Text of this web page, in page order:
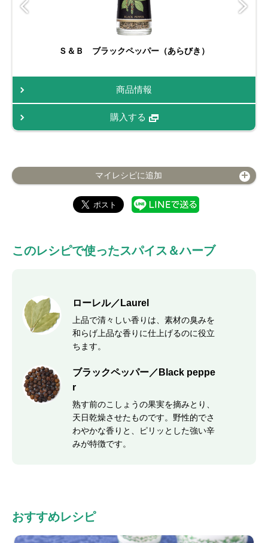
Ｓ＆Ｂ ブラックペッパー（あらびき）
商品情報
購入する
マイレシピに追加
このレシピで使ったスパイス＆ハーブ
ローレル／Laurel
上品で清々しい香りは、素材の臭みを
和らげ上品な香りに仕上げるのに役立
ちます。
ブラックペッパー／Black peppe
r
熟す前のこしょうの果実を摘みとり、
天日乾燥させたものです。野性的でさ
わやかな香りと、ピリッとした強い辛
みが特徴です。
おすすめレシピ